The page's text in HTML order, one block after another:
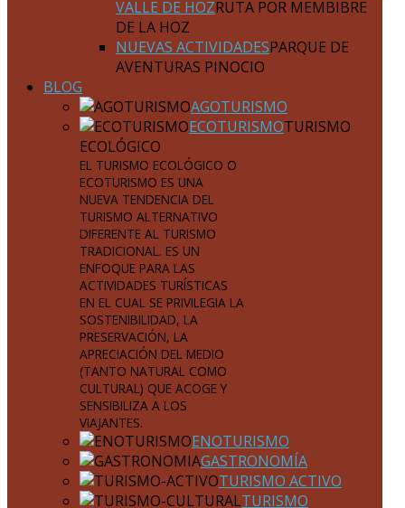
VALLE DE HOZRUTA POR MEMBIBRE
DE LA HOZ
NUEVAS ACTIVIDADESPARQUE DE
AVENTURAS PINOCIO
BLOG
AGOTURISMO
ECOTURISMOTURISMO
ECOLÓGICO
EL TURISMO ECOLÓGICO O
ECOTURISMO ES UNA
NUEVA TENDENCIA DEL
TURISMO ALTERNATIVO
DIFERENTE AL TURISMO
TRADICIONAL. ES UN
ENFOQUE PARA LAS
ACTIVIDADES TURÍSTICAS
EN EL CUAL SE PRIVILEGIA LA
SOSTENIBILIDAD, LA
PRESERVACIÓN, LA
APRECIACIÓN DEL MEDIO
(TANTO NATURAL COMO
CULTURAL) QUE ACOGE Y
SENSIBILIZA A LOS
VIAJANTES.
ENOTURISMO
GASTRONOMÍA
TURISMO ACTIVO
TURISMO